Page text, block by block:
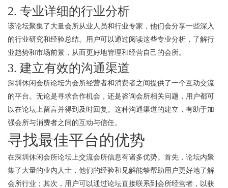
2. 专业详细的行业分析
该论坛聚集了大量会所从业人员和行业专家，他们会分享一些深入
的行业研究和经验总结。用户可以通过阅读这些专业分析，了解行
业趋势和市场前景，从而更好地管理和经营自己的会所。
3. 建立有效的沟通渠道
深圳休闲会所论坛为会所经营者和消费者之间提供了一个互动交流
的平台。无论是寻求合作机会，还是咨询会所相关问题，用户都可
以在论坛上留言并得到及时回复。这种沟通渠道的建立，有助于加
强会所与消费者之间的互动与信任。
寻找最佳平台的优势
在深圳休闲会所论坛上交流会所信息有诸多优势。首先，论坛内聚
集了大量的业内人士，他们的经验和见解能够帮助用户更好地了解
会所行业；其次，用户可以通过论坛直接联系到会所经营者，以获